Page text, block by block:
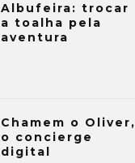
Albufeira: trocar
a toalha pela
aventura
Chamem o Oliver,
o concierge
digital